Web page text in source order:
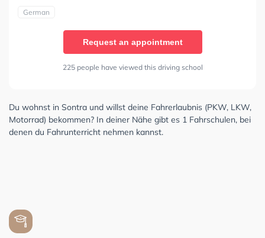
German
Request an appointment
225 people have viewed this driving school
Du wohnst in Sontra und willst deine Fahrerlaubnis (PKW, LKW,
Motorrad) bekommen? In deiner Nähe gibt es 1 Fahrschulen, bei
denen du Fahrunterricht nehmen kannst.